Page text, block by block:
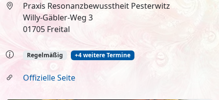
Praxis Resonanzbewusstheit Pesterwitz
Willy-Gäbler-Weg 3
01705 Freital
Regelmäßig +4 weitere Termine
Offizielle Seite